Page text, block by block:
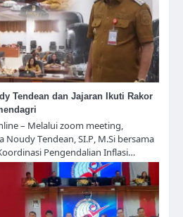
Tendean dan Jajaran Ikuti Rakor
– Melalui zoom meeting,
Noudy Tendean, SI.P, M.Si bersama
Pengendalian Inflasi…